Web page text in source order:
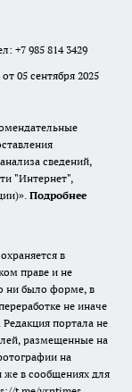
+7 985 814 3429
05 сентября 2025
сведений,
"Интернет",
Подробнее
в
праве и не
ни было форме, в
не иначе
портала не
размещенные на
на
в сообщениях для